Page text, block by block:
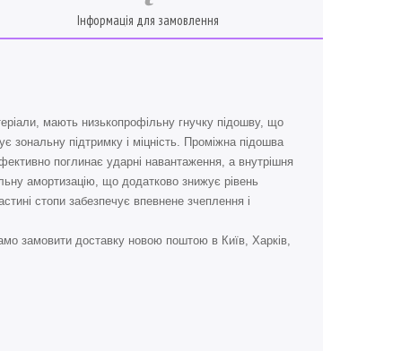
Інформація для замовлення
мають низькопрофільну гнучку підошву, що
зональну підтримку і міцність. Проміжна підошва
поглинає ударні навантаження, а внутрішня
амортизацію, що додатково знижує рівень
стопи забезпечує впевнене зчеплення і
замовити доставку новою поштою в Київ, Харків,